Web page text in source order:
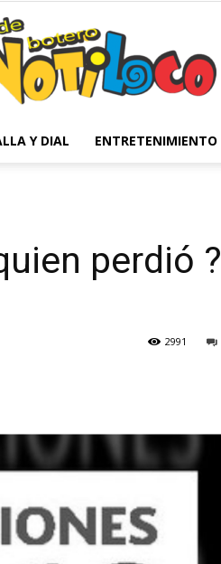
Notiloco
Botero
Y DIAL ENTRETENIMIENTO
perdió ?
2991